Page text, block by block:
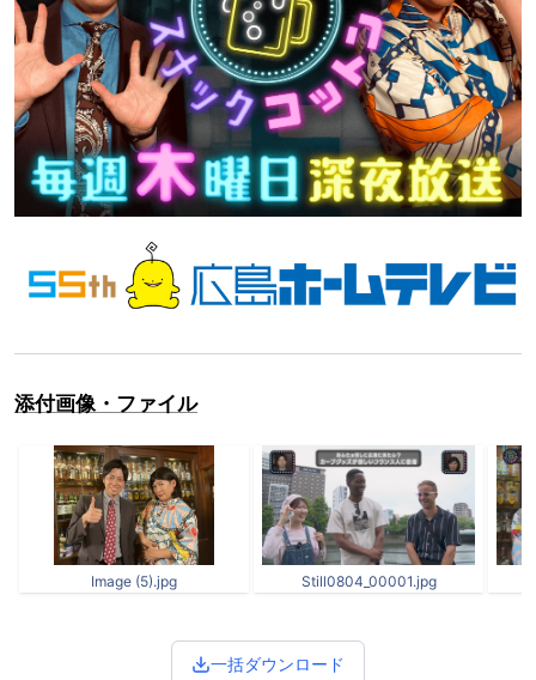
添付画像・ファイル
Image (5).jpg Still0804_00001.jpg
一括ダウンロード